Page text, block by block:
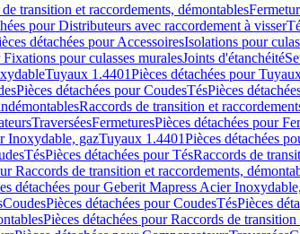
transition et raccordements, démontables
pour Distributeurs avec raccordement à visser
détachées pour AccessoiresIsolations pour
Fixations pour culasses muralesJoints d'étanchéité
Tuyaux 1.4401Pièces détachées pour
Pièces détachées pour CoudesTésPièces
Raccords de transition et
TraverséesFermeturesPièces détachées pour
Inoxydable, gazTuyaux 1.4401Pièces détachées
TésPièces détachées pour TésRaccords de
Raccords de transition et raccordements,
détachées pour Geberit Mapress Acier
CoudesPièces détachées pour CoudesTésPièces
Pièces détachées pour Raccords de